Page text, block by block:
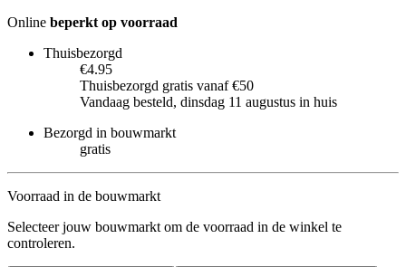
Online beperkt op voorraad
Thuisbezorgd
€4.95
Thuisbezorgd gratis vanaf €50
Vandaag besteld, dinsdag 11 augustus in huis
Bezorgd in bouwmarkt
gratis
Voorraad in de bouwmarkt
Selecteer jouw bouwmarkt om de voorraad in de winkel te
controleren.